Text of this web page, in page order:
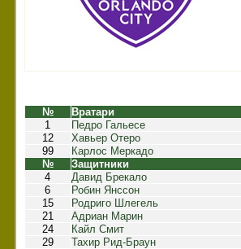
№
Вратари
1
Педро Гальесе
12
Хавьер Отеро
99
Карлос Меркадо
№
Защитники
4
Давид Брекало
6
Робин Янссон
15
Родриго Шлегель
21
Адриан Марин
24
Кайл Смит
29
Тахир Рид-Браун